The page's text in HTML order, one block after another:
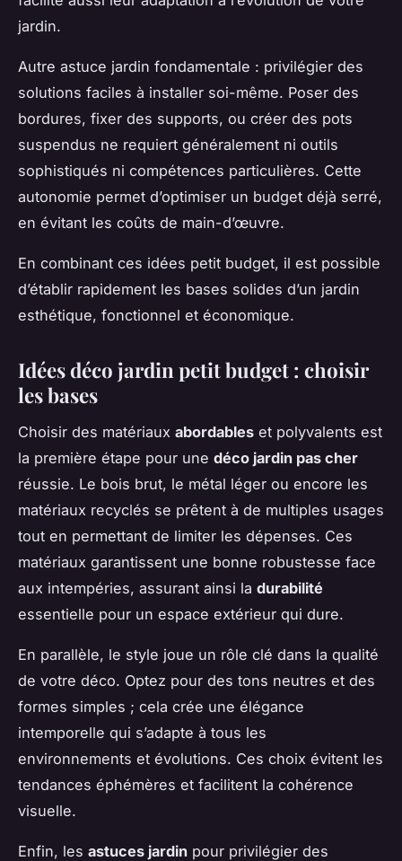
jardin.
Autre astuce jardin fondamentale : privilégier des
solutions faciles à installer soi-même. Poser des
bordures, fixer des supports, ou créer des pots
suspendus ne requiert généralement ni outils
sophistiqués ni compétences particulières. Cette
autonomie permet d’optimiser un budget déjà serré,
en évitant les coûts de main-d’œuvre.
En combinant ces idées petit budget, il est possible
d’établir rapidement les bases solides d’un jardin
esthétique, fonctionnel et économique.
Idées déco jardin petit budget : choisir
les bases
Choisir des matériaux abordables et polyvalents est
la première étape pour une déco jardin pas cher
réussie. Le bois brut, le métal léger ou encore les
matériaux recyclés se prêtent à de multiples usages
tout en permettant de limiter les dépenses. Ces
matériaux garantissent une bonne robustesse face
aux intempéries, assurant ainsi la durabilité
essentielle pour un espace extérieur qui dure.
En parallèle, le style joue un rôle clé dans la qualité
de votre déco. Optez pour des tons neutres et des
formes simples ; cela crée une élégance
intemporelle qui s’adapte à tous les
environnements et évolutions. Ces choix évitent les
tendances éphémères et facilitent la cohérence
visuelle.
Enfin, les astuces jardin pour privilégier des